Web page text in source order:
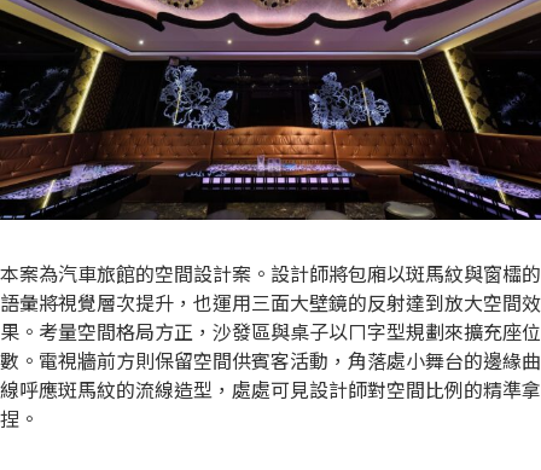
本案為汽車旅館的空間設計案。設計師將包廂以斑馬紋與窗櫺的
語彙將視覺層次提升，也運用三面大壁鏡的反射達到放大空間效
果。考量空間格局方正，沙發區與桌子以ㄇ字型規劃來擴充座位
數。電視牆前方則保留空間供賓客活動，角落處小舞台的邊緣曲
線呼應斑馬紋的流線造型，處處可見設計師對空間比例的精準拿
捏。